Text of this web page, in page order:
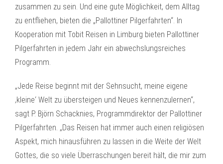
zusammen zu sein. Und eine gute Möglichkeit, dem Alltag
zu entfliehen, bieten die „Pallottiner Pilgerfahrten“. In
Kooperation mit Tobit Reisen in Limburg bieten Pallottiner
Pilgerfahrten in jedem Jahr ein abwechslungsreiches
Programm.
„Jede Reise beginnt mit der Sehnsucht, meine eigene
‚kleine‘ Welt zu übersteigen und Neues kennenzulernen“,
sagt P. Björn Schacknies, Programmdirektor der Pallottiner
Pilgerfahrten. „Das Reisen hat immer auch einen religiösen
Aspekt, mich hinausführen zu lassen in die Weite der Welt
Gottes, die so viele Überraschungen bereit hält, die mir zum